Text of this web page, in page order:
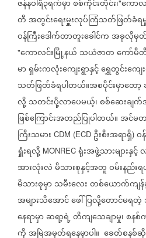
ဇန်နဝါရီ၃ရက်မှာစစ်ကိုင်းတိုင်း၊"ကော
တီအတွင်းရေးမှူးလုပ်ကြံသတ်ဖြတ်ခံရ
ဝန်ကြီးဒေါက်တာတူးခေါင်ကအခုလိုမှ
"ကောလင်းမြို့နယ် သယံဇာတကော်မီ
မာရှမ်းကလုံးကျေးရွာနှင့်ရွှေတွင်းကျေ
သတ်ဖြတ်ခံရပါတယ်။အစပိုင်းမှာတော့
လို့သတင်းပို့လာပေမယ့်၊စစ်ဆေးချ
ဖြစ်ကြောင်းအတည်ပြုပါတယ်။အင်မ
ကြီးသမား CDM (ECD ဦးစီးအရာရှိ) ဝ
ရှူံးရလို့ MONREC ရုံးအဖွဲ့သားများနှင့်
အားလုံးလဲမိသားစုနှင့်အတူဝမ်းနည်းရ
မိသားစုမှာသမီးလေးတစ်ယောက်ကျ
အများသိအောင်ဖေါ်ပြလို့တောင်မရတဲ့
နေရာမှာဆရာ့ရဲ့တိကျသေချာမှု၊စနစ်
ကိုအမြဲအမှတ်ရနေမှာပါ။ ခေတ်စနစ်